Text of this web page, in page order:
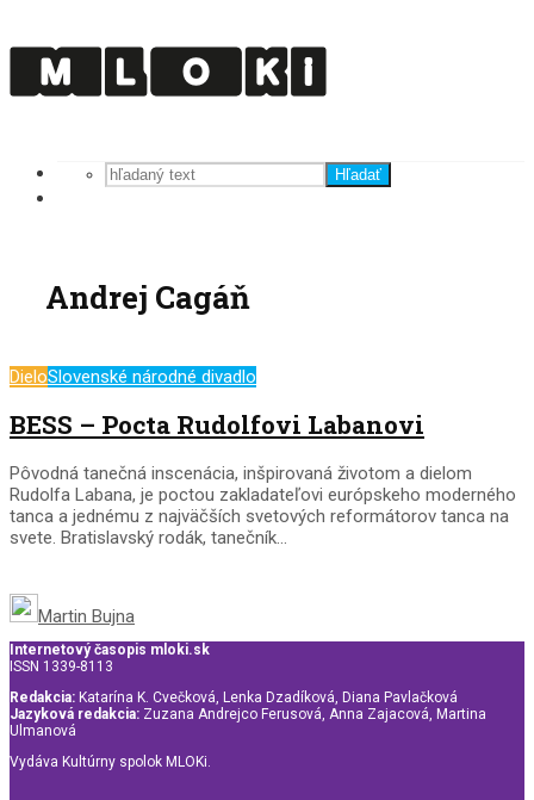
Hľadať
Andrej Cagáň
DieloSlovenské národné divadlo
BESS – Pocta Rudolfovi Labanovi
Pôvodná tanečná inscenácia, inšpirovaná životom a dielom
Rudolfa Labana, je poctou zakladateľovi európskeho moderného
tanca a jednému z najväčších svetových reformátorov tanca na
svete. Bratislavský rodák, tanečník...
Martin Bujna
Internetový časopis mloki.sk
ISSN 1339-8113
Redakcia: Katarína K. Cvečková, Lenka Dzadíková, Diana Pavlačková
Jazyková redakcia: Zuzana Andrejco Ferusová, Anna Zajacová, Martina
Ulmanová
Vydáva Kultúrny spolok MLOKi.